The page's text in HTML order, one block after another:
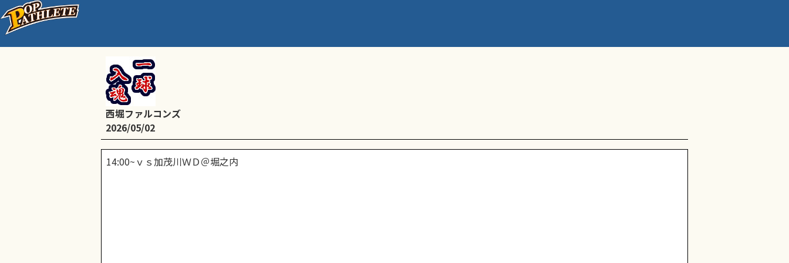
西堀ファルコンズ
2026/05/02
14:00~ｖｓ加茂川ＷＤ＠堀之内